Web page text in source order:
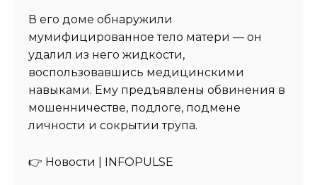
В его доме обнаружили
мумифицированное тело матери — он
удалил из него жидкости,
воспользовавшись медицинскими
навыками. Ему предъявлены обвинения в
мошенничестве, подлоге, подмене
личности и сокрытии трупа.
👉 Новости | INFOPULSE⁩